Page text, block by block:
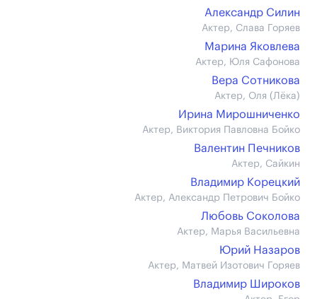
Александр Силин
Актер, Слава Горяев
Марина Яковлева
Актер, Юля Сафонова
Вера Сотникова
Актер, Оля (Лёка)
Ирина Мирошниченко
Актер, Виктория Павловна Бойко
Валентин Печников
Актер, Сайкин
Владимир Корецкий
Актер, Александр Петрович Бойко
Любовь Соколова
Актер, Марья Васильевна
Юрий Назаров
Актер, Матвей Изотович Горяев
Владимир Широков